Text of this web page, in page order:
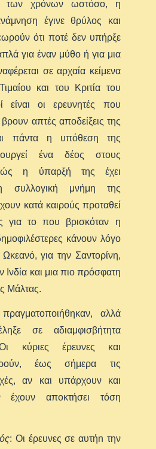
των χρόνων ωστόσο, η
έγινε θρύλος και
ότι ποτέ δεν υπήρξε
για έναν μύθο ή για μια
σε αρχαία κείμενα
και του Κριτία του
είναι οι ερευνητές που
απτές αποδείξεις της
πάντα η υπόθεση της
ένα δέος στους
η ύπαρξή της έχει
συλλογική μνήμη της
κατά καιρούς προταθεί
για το που βρισκόταν η
κάνουν λόγο
Ωκεανό, για την Σαντορίνη,
Ινδία και μια πιο πρόσφατη
Μάλτας.
αλλά
σε αδιαμφισβήτητα
κύριες έρευνες και
έως σήμερα τις
αν και υπάρχουν και
αποκτήσει τόση
: Οι έρευνες σε αυτήn την